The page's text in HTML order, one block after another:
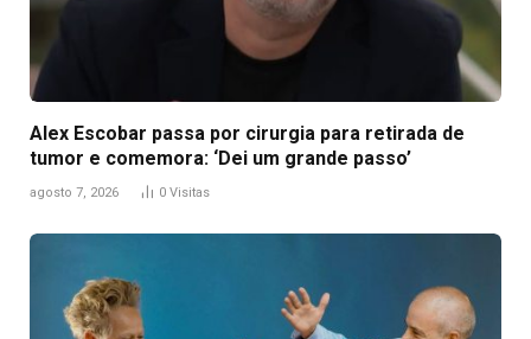
Alex Escobar passa por cirurgia para retirada de
tumor e comemora: ‘Dei um grande passo’
agosto 7, 2026 0 Visitas